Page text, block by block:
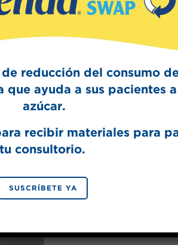
reducción del consumo
ayuda a sus pacientes
azúcar.
recibir materiales para
tu consultorio.
SUSCRÍBETE YA
Sign
The
Splenda test